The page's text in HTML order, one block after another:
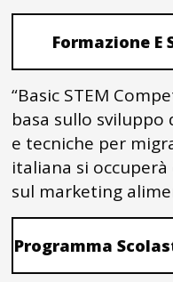
Formazione E
“Basic STEM
basa sullo
e tecniche per
italiana si
sul marketing
Programma